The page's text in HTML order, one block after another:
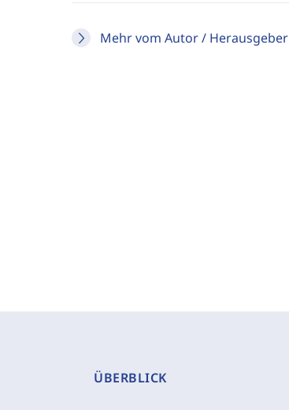
Mehr vom Autor / Herausgeber
ÜBERBLICK